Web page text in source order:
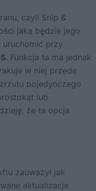
czyli Snip &
jaka będzie jego
uruchomić przy
Funkcja ta ma jednak
w niej przede
pojedynczego
lub
że ta opcja
zauważył jak
aktualizacje.